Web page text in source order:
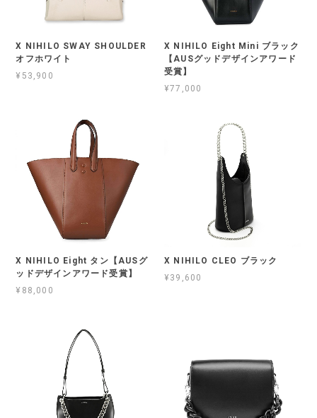
X NIHILO SWAY SHOULDER
オフホワイト
¥53,900
X NIHILO Eight Mini ブラック
【AUSグッドデザインアワード
受賞】
¥77,000
X NIHILO Eight タン【AUSグ
ッドデザインアワード受賞】
¥88,000
X NIHILO CLEO ブラック
¥39,600